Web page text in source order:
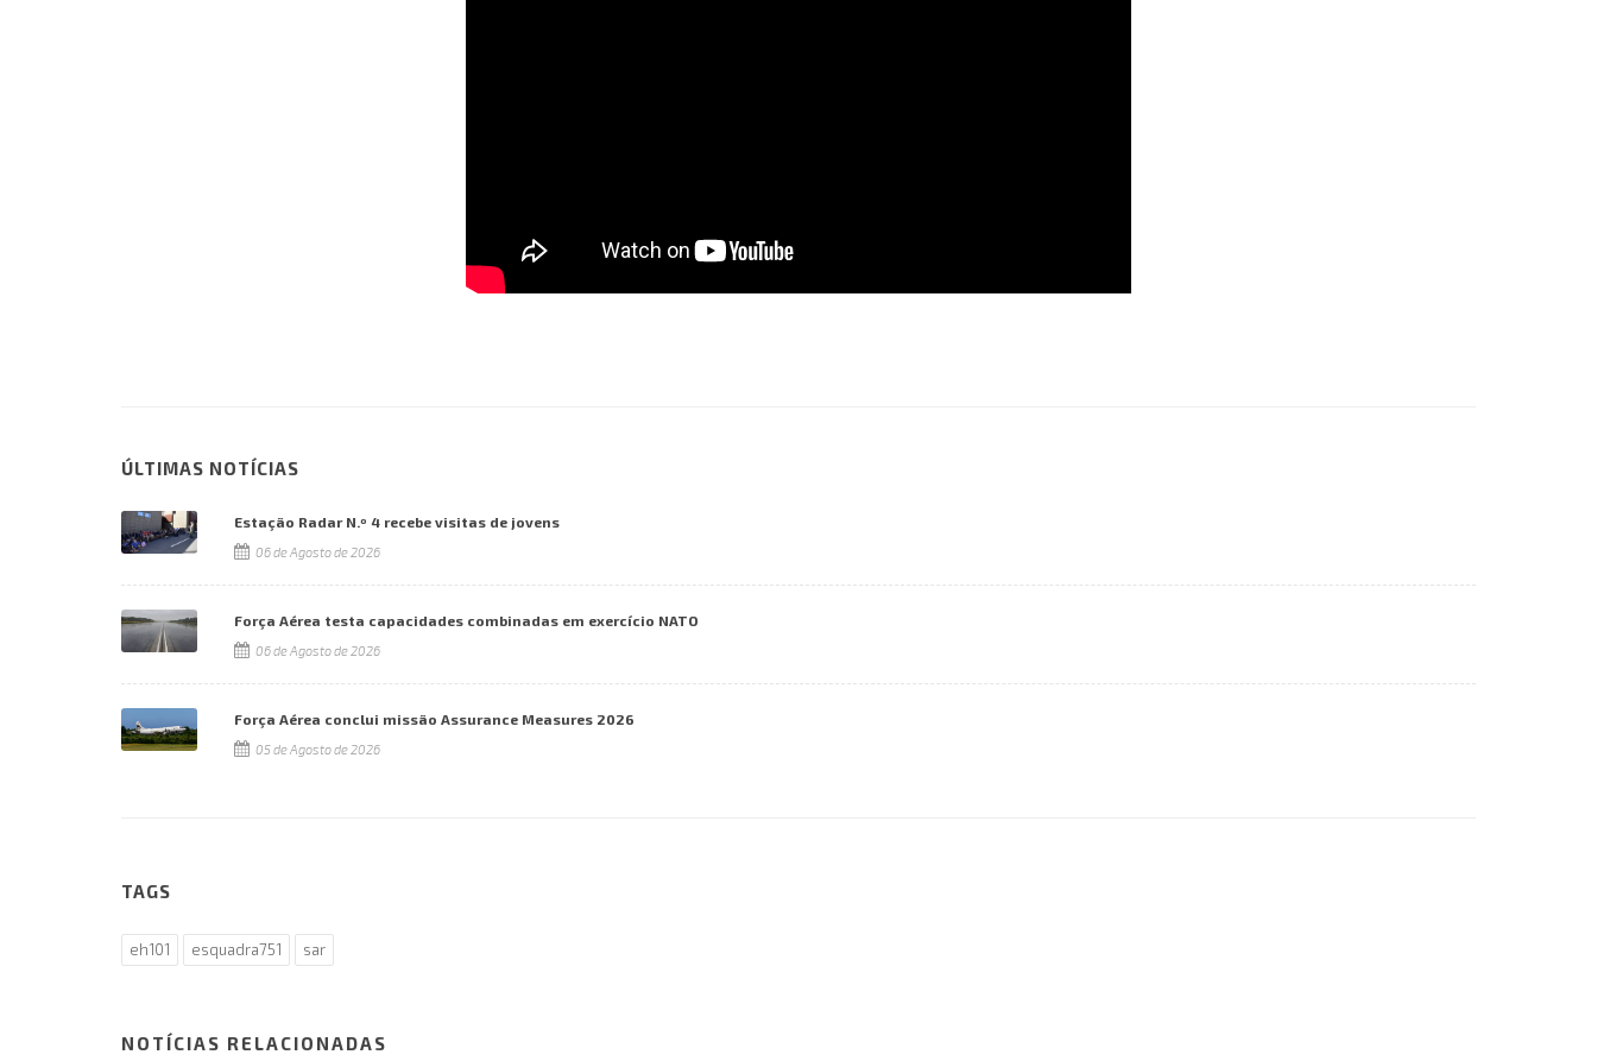
ÚLTIMAS NOTÍCIAS
Estação Radar N.º 4 recebe visitas de jovens
06 de Agosto de 2026
Força Aérea testa capacidades combinadas em exercício NATO
06 de Agosto de 2026
Força Aérea conclui missão Assurance Measures 2026
05 de Agosto de 2026
TAGS
eh101 esquadra751 sar
NOTÍCIAS RELACIONADAS